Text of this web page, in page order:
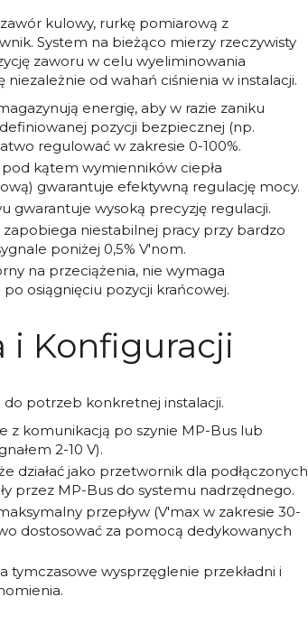
kulowy, rurkę pomiarową z
System na bieżąco mierzy rzeczywisty
zaworu w celu wyeliminowania
od wahań ciśnienia w instalacji.
energię, aby w razie zaniku
pozycji bezpiecznej (np.
regulować w zakresie 0-100%.
kątem wymienników ciepła
gwarantuje efektywną regulację mocy.
gwarantuje wysoką precyzję regulacji.
niestabilnej pracy przy bardzo
poniżej 0,5% V'nom.
na przeciążenia, nie wymaga
osiągnięciu pozycji krańcowej.
i Konfiguracji
potrzeb konkretnej instalacji.
z komunikacją po szynie MP-Bus lub
2-10 V).
działać jako przetwornik dla podłączonych
przez MP-Bus do systemu nadrzędnego.
przepływ (V'max w zakresie 30-
dostosować za pomocą dedykowanych
tymczasowe wysprzęglenie przekładni i